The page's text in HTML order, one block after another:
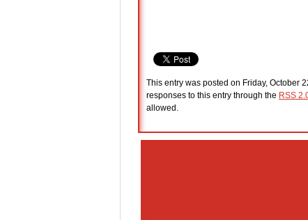
This entry was posted on Friday, October
responses to this entry through the RSS
allowed.